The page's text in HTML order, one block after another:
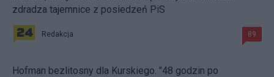
zdradza tajemnice z posiedzeń PiS
Redakcja 89
Hofman bezlitosny dla Kurskiego. "48 godzin po